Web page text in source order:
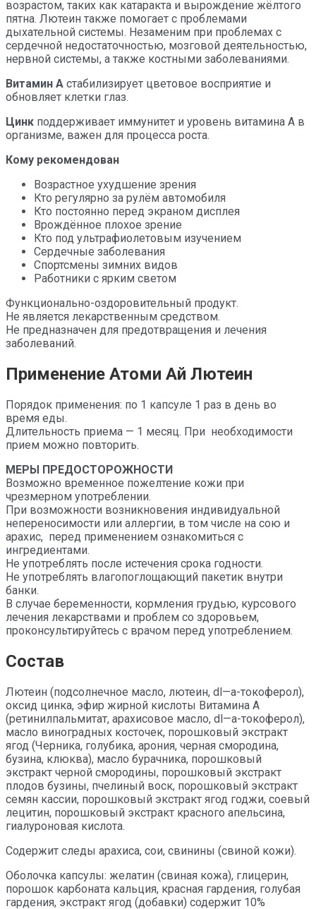
возрастом, таких как катаракта и вырождение жёлтого
пятна. Лютеин также помогает с проблемами
дыхательной системы. Незаменим при проблемах с
сердечной недостаточностью, мозговой деятельностью,
нервной системы, а также костными заболеваниями.
Витамин А стабилизирует цветовое восприятие и
обновляет клетки глаз.
Цинк поддерживает иммунитет и уровень витамина А в
организме, важен для процесса роста.
Кому рекомендован
Возрастное ухудшение зрения
Кто регулярно за рулём автомобиля
Кто постоянно перед экраном дисплея
Врождённое плохое зрение
Кто под ультрафиолетовым изучением
Сердечные заболевания
Спортсмены зимних видов
Работники с ярким светом
Функционально-оздоровительный продукт.
Не является лекарственным средством.
Не предназначен для предотвращения и лечения
заболеваний.
Применение Атоми Ай Лютеин
Порядок применения: по 1 капсуле 1 раз в день во
время еды.
Длительность приема — 1 месяц. При необходимости
прием можно повторить.
МЕРЫ ПРЕДОСТОРОЖНОСТИ
Возможно временное пожелтение кожи при
чрезмерном употреблении.
При возможности возникновения индивидуальной
непереносимости или аллергии, в том числе на сою и
арахис, перед применением ознакомиться с
ингредиентами.
Не употреблять после истечения срока годности.
Не употреблять влагопоглощающий пакетик внутри
банки.
В случае беременности, кормления грудью, курсового
лечения лекарствами и проблем со здоровьем,
проконсультируйтесь с врачом перед употреблением.
Состав
Лютеин (подсолнечное масло, лютеин, dl—a-токоферол),
оксид цинка, эфир жирной кислоты Витамина А
(ретинилпальмитат, арахисовое масло, dl—a-токоферол),
масло виноградных косточек, порошковый экстракт
ягод (Черника, голубика, арония, черная смородина,
бузина, клюква), масло бурачника, порошковый
экстракт черной смородины, порошковый экстракт
плодов бузины, пчелиный воск, порошковый экстракт
семян кассии, порошковый экстракт ягод годжи, соевый
лецитин, порошковый экстракт красного апельсина,
гиалуроновая кислота.
Содержит следы арахиса, сои, свинины (свиной кожи).
Оболочка капсулы: желатин (свиная кожа), глицерин,
порошок карбоната кальция, красная гардения, голубая
гардения, экстракт ягод (добавки) содержит 10%